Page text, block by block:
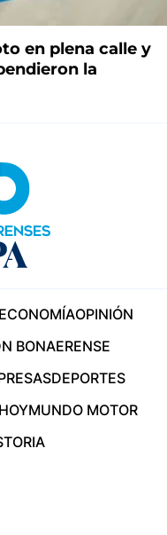
en plena calle y
la
ECONOMÍAOPINIÓN
BONAERENSE
DEPORTES
MUNDO MOTOR